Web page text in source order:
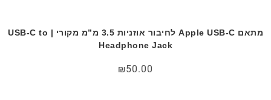
מתאם Apple USB-C לחיבור אוזניות 3.5 מ”מ מקורי | USB-C to
Headphone Jack
₪50.00